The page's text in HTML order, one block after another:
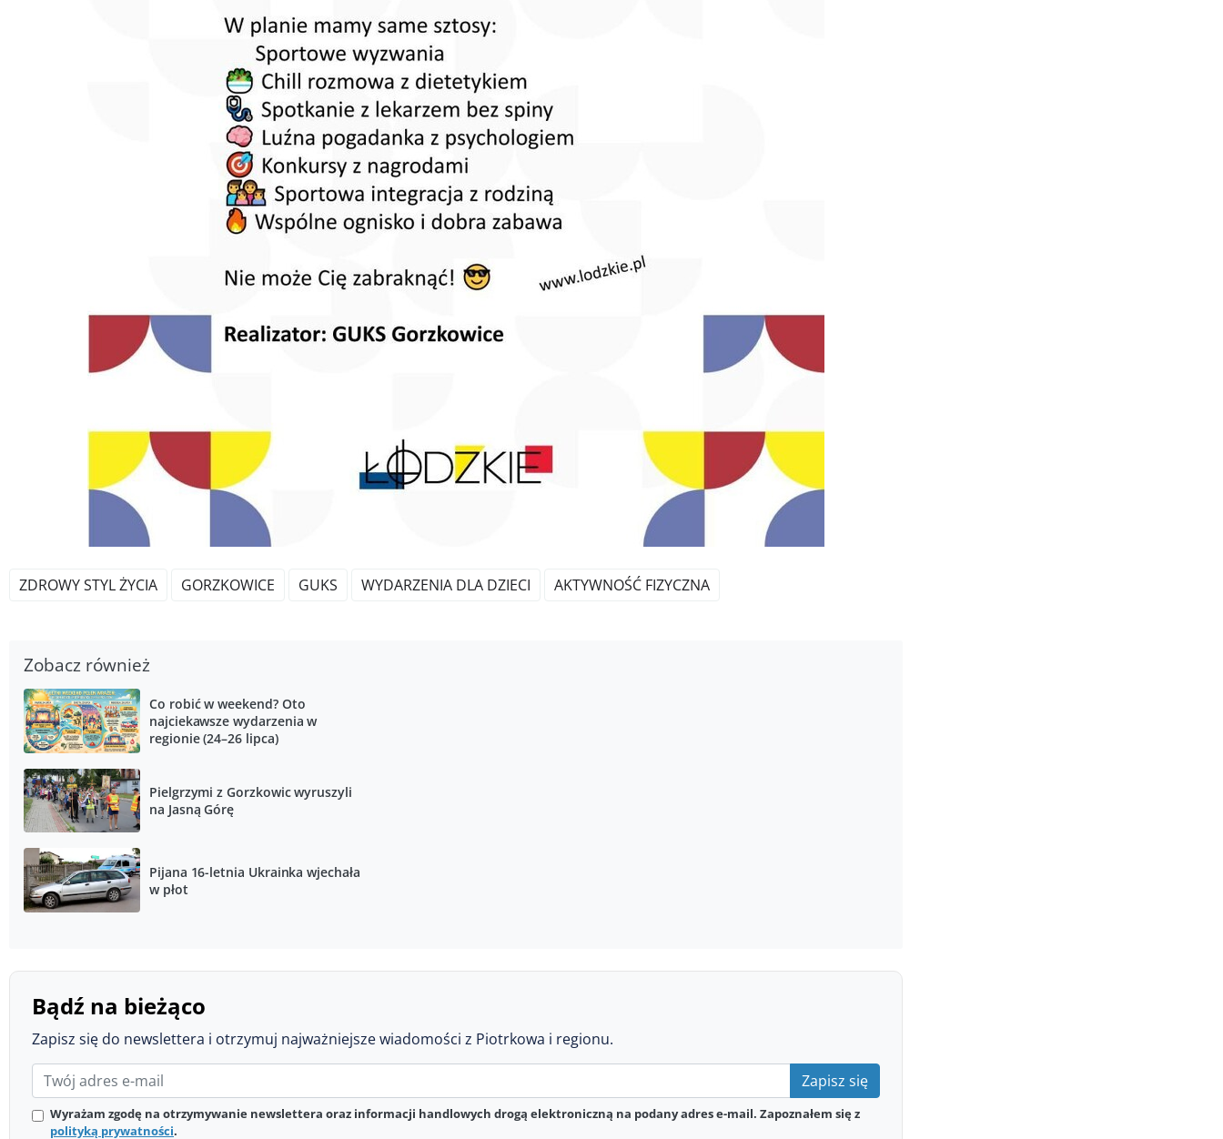
ZDROWY STYL ŻYCIA GORZKOWICE GUKS WYDARZENIA DLA DZIECI AKTYWNOŚĆ FIZYCZNA
Zobacz również
Co robić w weekend? Oto
najciekawsze wydarzenia w
regionie (24–26 lipca)
Pielgrzymi z Gorzkowic wyruszyli
na Jasną Górę
Pijana 16-letnia Ukrainka wjechała
w płot
Bądź na bieżąco
Zapisz się do newslettera i otrzymuj najważniejsze wiadomości z Piotrkowa i regionu.
Zapisz się
Wyrażam zgodę na otrzymywanie newslettera oraz informacji handlowych drogą elektroniczną na podany adres e-mail. Zapoznałem się z
polityką prywatności.